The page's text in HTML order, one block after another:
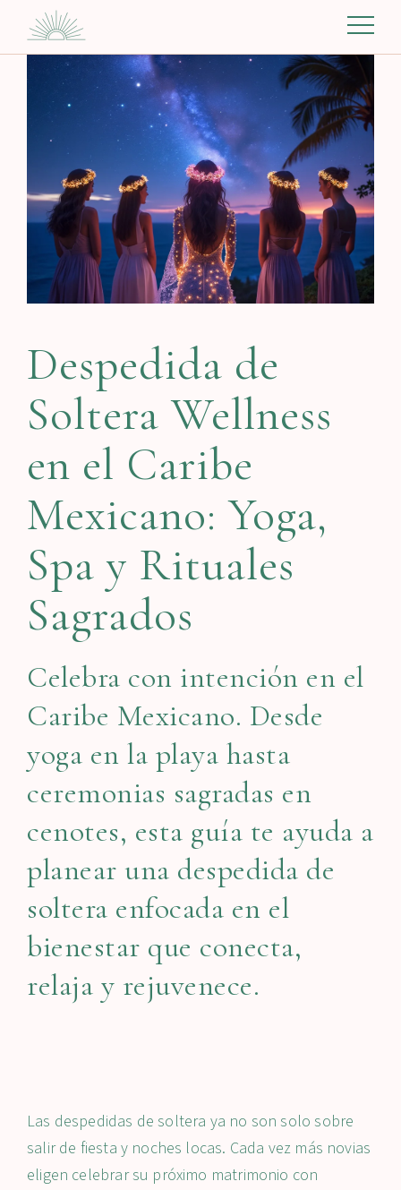
Despedida de
Soltera Wellness
en el Caribe
Mexicano: Yoga,
Spa y Rituales
Sagrados
Celebra con intención en el
Caribe Mexicano. Desde
yoga en la playa hasta
ceremonias sagradas en
cenotes, esta guía te ayuda a
planear una despedida de
soltera enfocada en el
bienestar que conecta,
relaja y rejuvenece.
Las despedidas de soltera ya no son solo sobre
salir de fiesta y noches locas. Cada vez más novias
eligen celebrar su próximo matrimonio con